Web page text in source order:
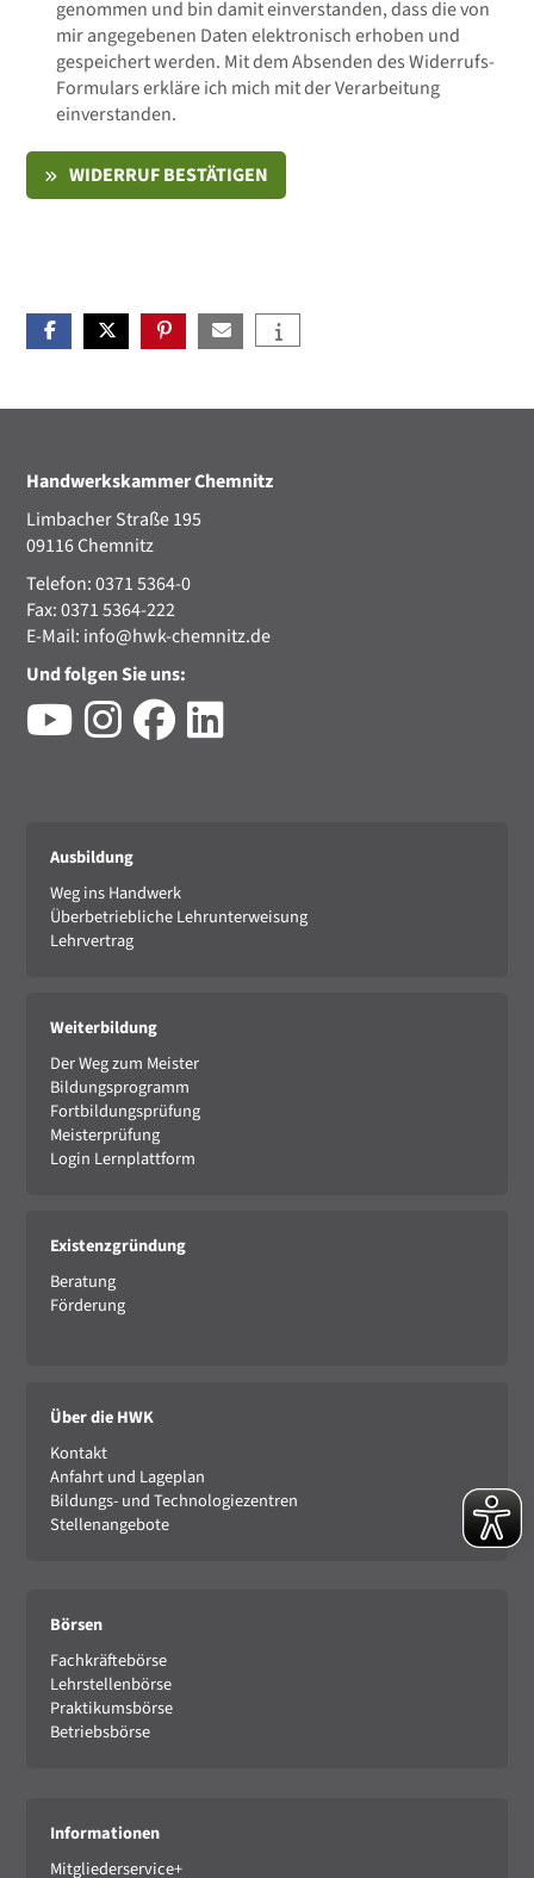
genommen und bin damit einverstanden, dass die von
mir angegebenen Daten elektronisch erhoben und
gespeichert werden. Mit dem Absenden des Widerrufs-
Formulars erkläre ich mich mit der Verarbeitung
einverstanden.
WIDERRUF BESTÄTIGEN
Handwerkskammer Chemnitz
Limbacher Straße 195
09116 Chemnitz
Telefon: 0371 5364-0
Fax: 0371 5364-222
E-Mail: info@hwk-chemnitz.de
Und folgen Sie uns:
Ausbildung
Weg ins Handwerk
Überbetriebliche Lehrunterweisung
Lehrvertrag
Weiterbildung
Der Weg zum Meister
Bildungsprogramm
Fortbildungsprüfung
Meisterprüfung
Login Lernplattform
Existenzgründung
Beratung
Förderung
Über die HWK
Kontakt
Anfahrt und Lageplan
Bildungs- und Technologiezentren
Stellenangebote
Börsen
Fachkräftebörse
Lehrstellenbörse
Praktikumsbörse
Betriebsbörse
Informationen
Mitgliederservice+